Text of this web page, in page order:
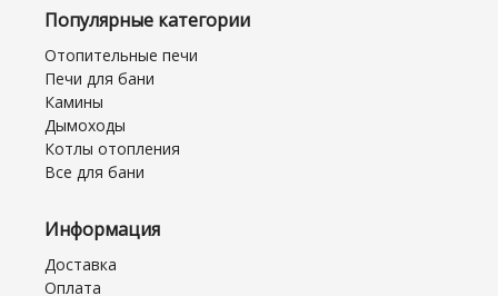
Популярные категории
Отопительные печи
Печи для бани
Камины
Дымоходы
Котлы отопления
Все для бани
Информация
Доставка
Оплата